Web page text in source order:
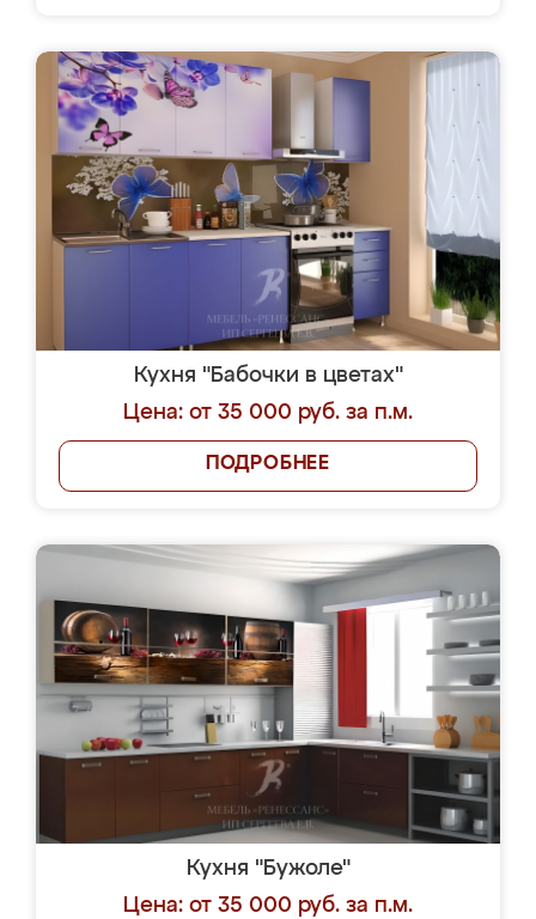
Кухня "Бабочки в цветах"
Цена: от 35 000 руб. за п.м.
ПОДРОБНЕЕ
Кухня "Бужоле"
Цена: от 35 000 руб. за п.м.